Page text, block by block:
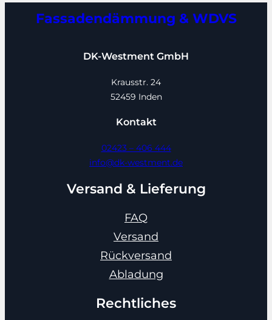
Fassadendämmung & WDVS
DK-Westment GmbH
Krausstr. 24
52459 Inden
Kontakt
02423 – 406 444
info@dk-westment.de
Versand & Lieferung
FAQ
Versand
Rückversand
Abladung
Rechtliches